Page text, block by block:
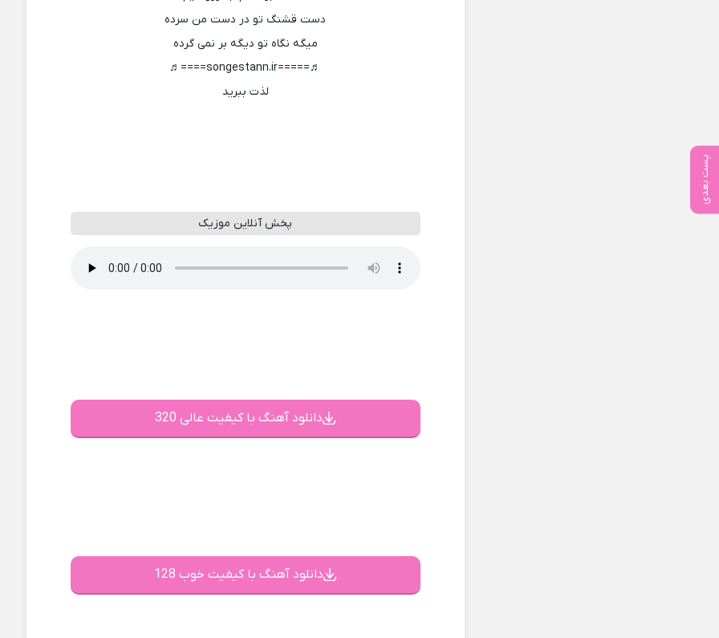
پست بعدی
دست قشنگ تو در دست من سرده
میگه نگاه تو دیگه بر نمی گرده
♬=====songestann.ir====♬
لذت ببرید
پخش آنلاین موزیک
دانلود آهنگ با کیفیت عالی 320
دانلود آهنگ با کیفیت خوب 128